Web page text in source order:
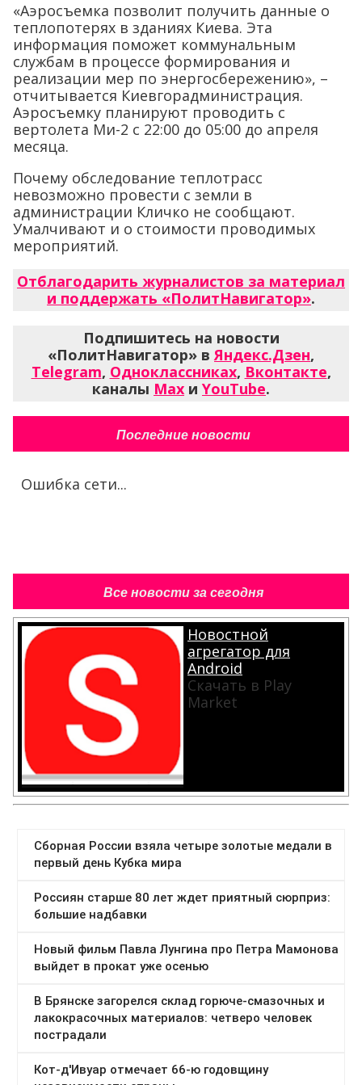
«Аэросъемка позволит получить данные о
теплопотерях в зданиях Киева. Эта
информация поможет коммунальным
службам в процессе формирования и
реализации мер по энергосбережению», –
отчитывается Киевгорадминистрация.
Аэросъемку планируют проводить с
вертолета Ми-2 с 22:00 до 05:00 до апреля
месяца.
Почему обследование теплотрасс
невозможно провести с земли в
администрации Кличко не сообщают.
Умалчивают и о стоимости проводимых
мероприятий.
Отблагодарить журналистов за материал
и поддержать «ПолитНавигатор».
Подпишитесь на новости
«ПолитНавигатор» вЯндекс.Дзен,
Telegram, Одноклассниках, Вконтакте,
каналы Max и YouTube.
Последние новости
Ошибка сети...
Все новости за сегодня
Новостной
агрегатор для
Android
Скачать в Play
Market